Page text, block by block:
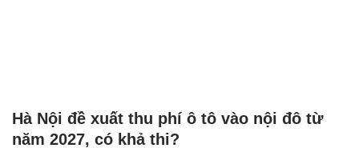
Hà Nội đề xuất thu phí ô tô vào nội đô từ
năm 2027, có khả thi?